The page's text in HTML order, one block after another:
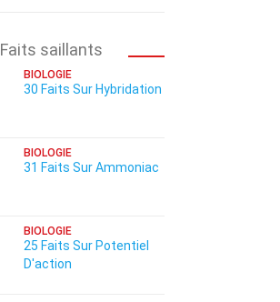
Faits saillants
BIOLOGIE
30 Faits Sur Hybridation
BIOLOGIE
31 Faits Sur Ammoniac
BIOLOGIE
25 Faits Sur Potentiel
D'action